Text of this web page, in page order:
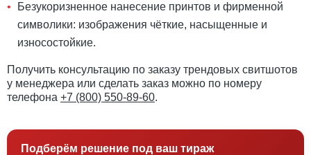
Безукоризненное нанесение принтов и фирменной
символики: изображения чёткие, насыщенные и
износостойкие.
Получить консультацию по заказу трендовых свитшотов
у менеджера или сделать заказ можно по номеру
телефона +7 (800) 550-89-60.
Подберём решение под ваш тираж